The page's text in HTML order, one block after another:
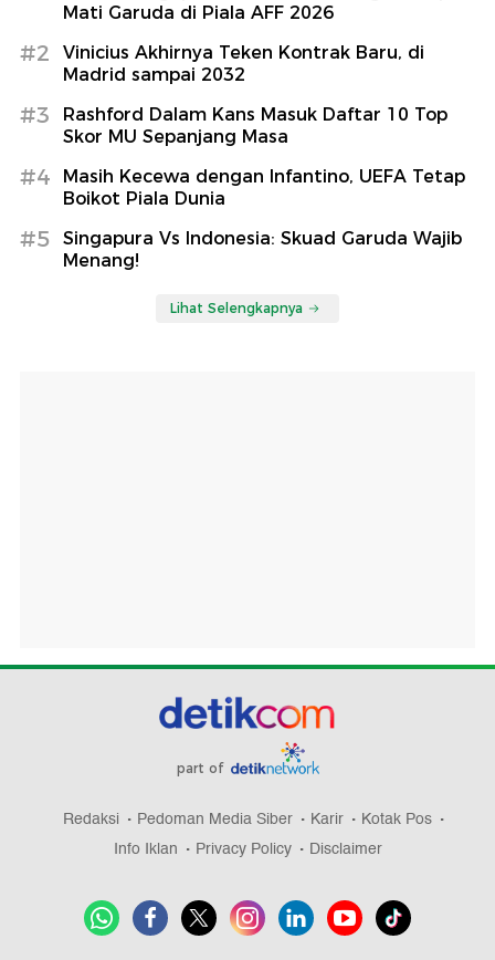
Mati Garuda di Piala AFF 2026
#2
Vinicius Akhirnya Teken Kontrak Baru, di
Madrid sampai 2032
#3
Rashford Dalam Kans Masuk Daftar 10 Top
Skor MU Sepanjang Masa
#4
Masih Kecewa dengan Infantino, UEFA Tetap
Boikot Piala Dunia
#5
Singapura Vs Indonesia: Skuad Garuda Wajib
Menang!
Lihat Selengkapnya
part of
Redaksi Pedoman Media Siber Karir
Kotak Pos
Info Iklan
Privacy Policy Disclaimer